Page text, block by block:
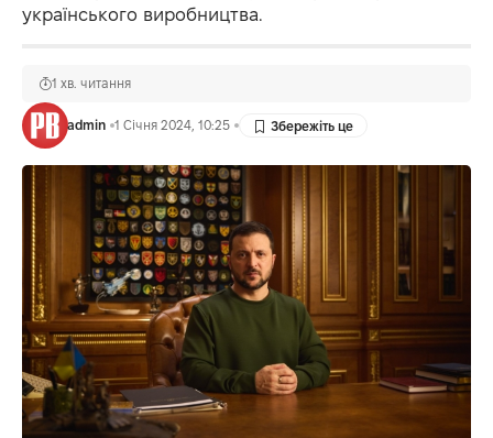
українського виробництва.
admin 1 Січня 2024, 10:25
1 хв. читання